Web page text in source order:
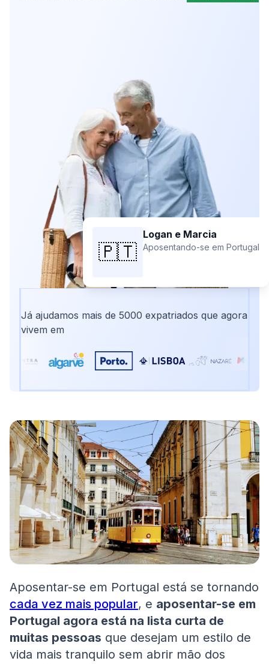
🇵🇹
Logan e Marcia
Aposentando-se em Portugal
Já ajudamos mais de 5000 expatriados que agora
vivem em
Aposentar-se em Portugal está se tornando
cada vez mais popular, e aposentar-se em
Portugal agora está na lista curta de
muitas pessoas que desejam um estilo de
vida mais tranquilo sem abrir mão dos